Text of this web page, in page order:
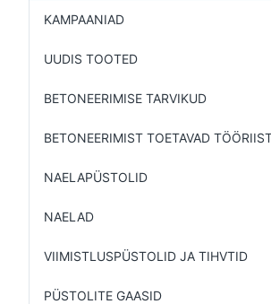
KAMPAANIAD
UUDIS TOOTED
BETONEERIMISE TARVIKUD
BETONEERIMIST TOETAVAD
NAELAPÜSTOLID
NAELAD
VIIMISTLUSPÜSTOLID JA TIHVTID
PÜSTOLITE GAASID